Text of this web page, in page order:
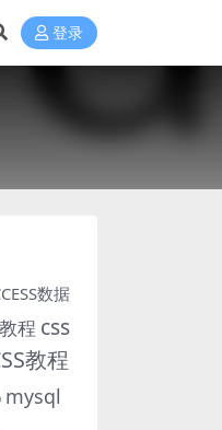
登录
数据
程 css
教程
mysql